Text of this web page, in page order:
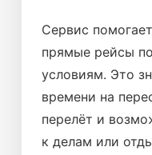
Сервис
прямые рейсы
условиям. Это
времени на
перелёт и
к делам или